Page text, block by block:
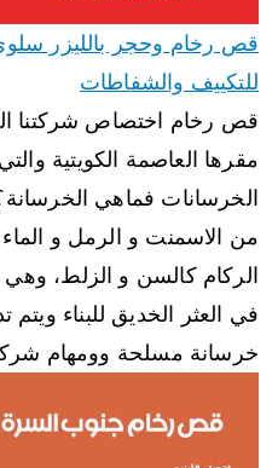
للتكييف والشفاطات
قص رخام اختصاص شركتنا
مقرها العاصمة الكويتية
الخرسانات فماهي
من الاسمنت و الرمل و
الركام كالسن و الزلط،
في العثر الخديق للبناء ويتم
خرسانة مسلحة وومهام